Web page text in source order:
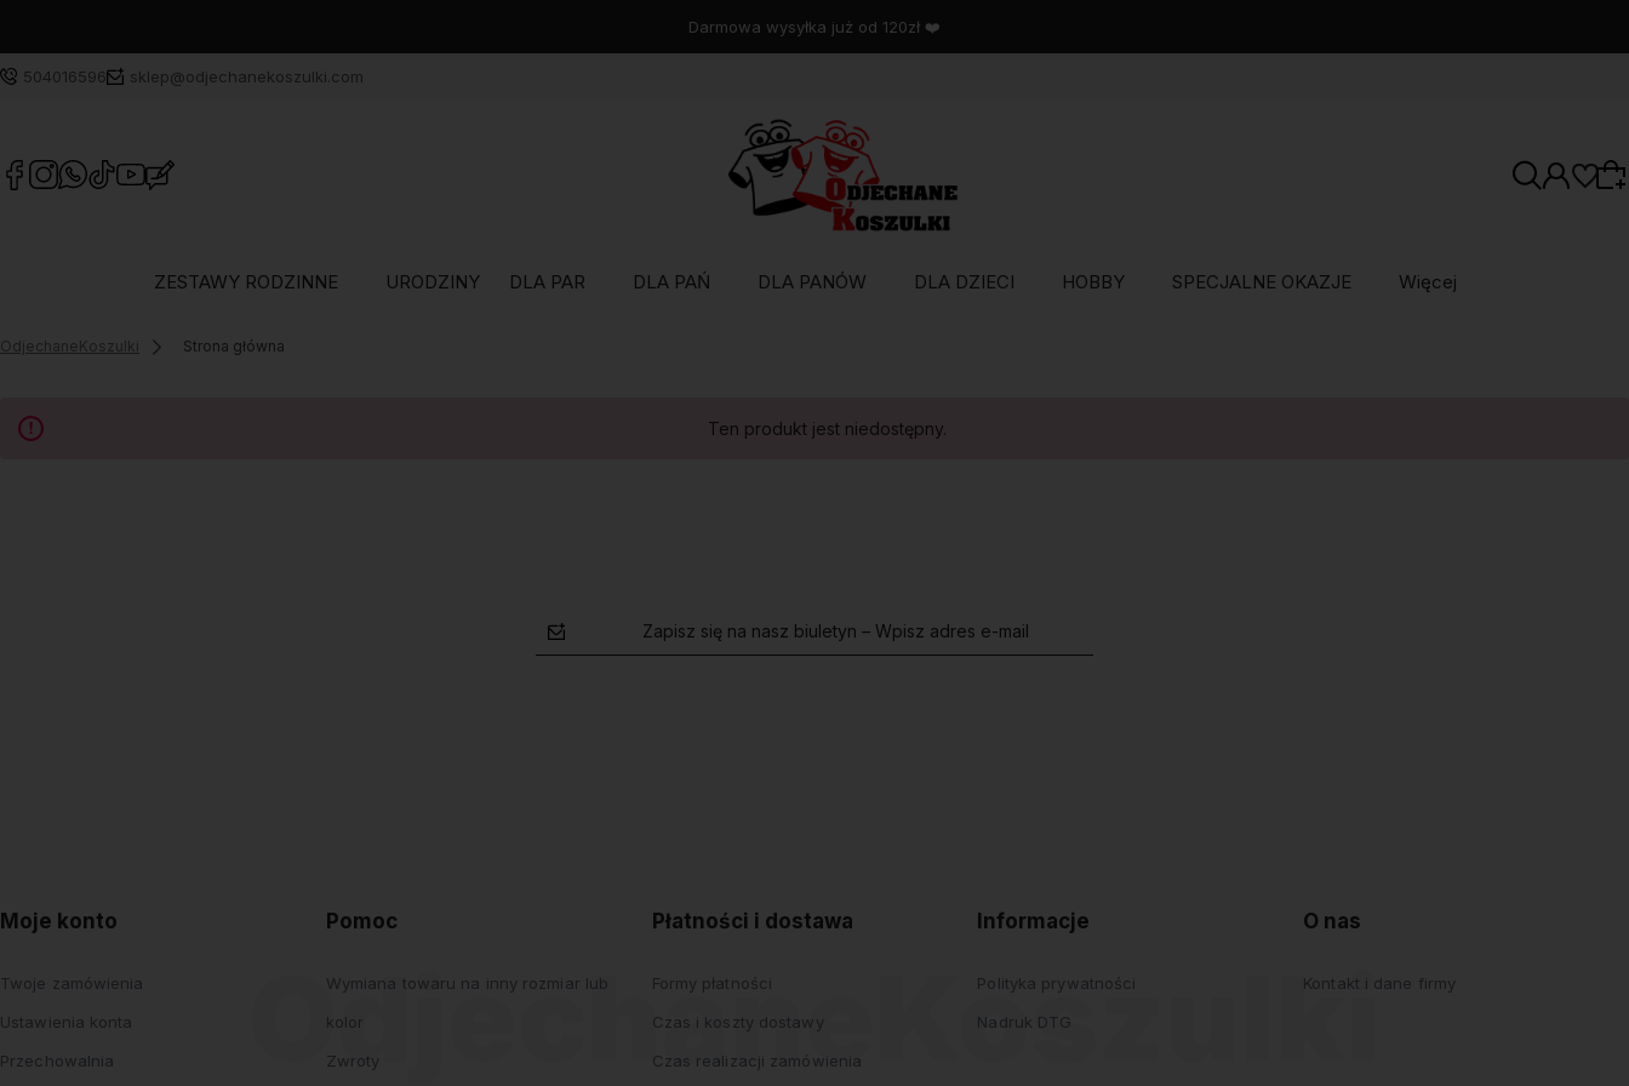
Darmowa wysyłka już od 120zł ❤️
504016596 sklep@odjechanekoszulki.com
ZESTAWY RODZINNE URODZINY DLA PAR DLA PAŃ DLA PANÓW DLA DZIECI HOBBY SPECJALNE OKAZJE Więcej
OdjechaneKoszulki Strona główna
Ten produkt jest niedostępny.
Zapisz się na nasz biuletyn – Wpisz adres e-mail
Moje konto
Twoje zamówienia
Ustawienia konta
Przechowalnia
Pomoc
Wymiana towaru na inny rozmiar lub
kolor
Zwroty
Płatności i dostawa
Formy płatności
Czas i koszty dostawy
Czas realizacji zamówienia
Informacje
Polityka prywatności
Nadruk DTG
O nas
Kontakt i dane firmy